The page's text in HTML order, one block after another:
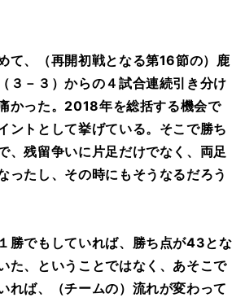
て、（再開初戦となる第16節の）鹿
３－３）からの４試合連続引き分け
かった。2018年を総括する機会で
ントとして挙げている。そこで勝ち
、残留争いに片足だけでなく、両足
ったし、その時にもそうなるだろう
勝でもしていれば、勝ち点が43とな
た、ということではなく、あそこで
れば、（チームの）流れが変わって